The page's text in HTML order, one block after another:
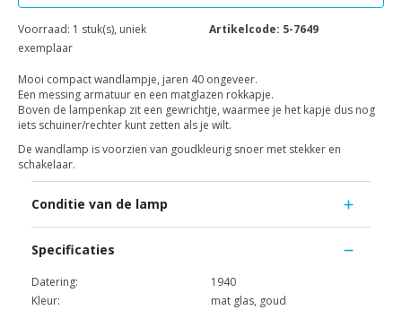
Voorraad: 1 stuk(s), uniek
exemplaar
Artikelcode: 5-7649
Mooi compact wandlampje, jaren 40 ongeveer.
Een messing armatuur en een matglazen rokkapje.
Boven de lampenkap zit een gewrichtje, waarmee je het kapje dus nog
iets schuiner/rechter kunt zetten als je wilt.
De wandlamp is voorzien van goudkleurig snoer met stekker en
schakelaar.
Conditie van de lamp
Specificaties
Datering:
1940
Kleur:
mat glas, goud